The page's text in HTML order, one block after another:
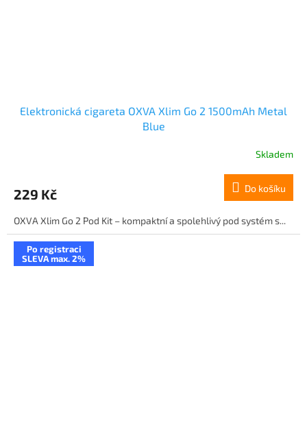
Elektronická cigareta OXVA Xlim Go 2 1500mAh Metal
Blue
Skladem
229 Kč Do košíku
OXVA Xlim Go 2 Pod Kit – kompaktní a spolehlivý pod systém s...
Po registraci
SLEVA max. 2%